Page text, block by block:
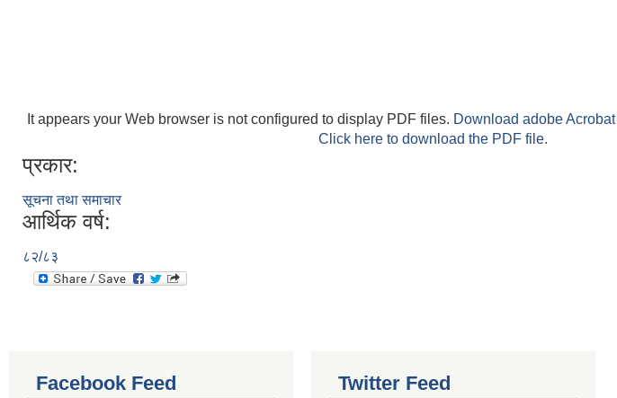
It appears your Web browser is not configured to display PDF files. Download adobe Acrobat
Click here to download the PDF file.
प्रकार:
सूचना तथा समाचार
आर्थिक वर्ष:
८२/८३
Facebook Feed Twitter Feed